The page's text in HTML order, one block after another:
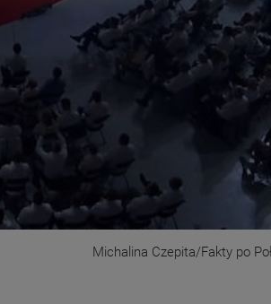
Michalina Czepita/Fakty po